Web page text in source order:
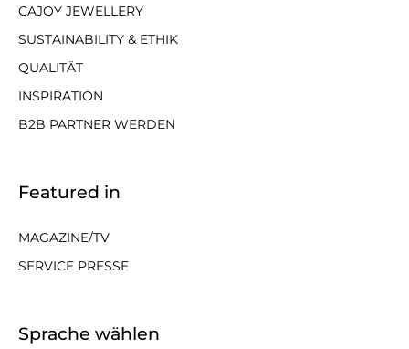
CAJOY JEWELLERY
SUSTAINABILITY & ETHIK
QUALITÄT
INSPIRATION
B2B PARTNER WERDEN
Featured in
MAGAZINE/TV
SERVICE PRESSE
Sprache wählen